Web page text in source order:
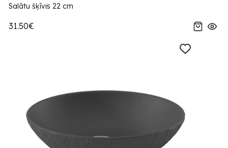
Salātu šķīvis 22 cm
31.50€